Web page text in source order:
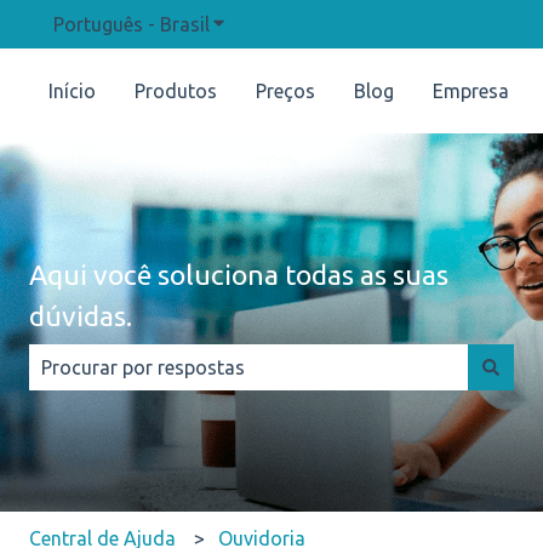
Português - BrasilMostrar submenu para traduções
Início Produtos Preços Blog Empresa
Aqui você soluciona todas as suas
dúvidas.
Não há sugestões porque o campo de pesquisa está
Central de Ajuda Ouvidoria